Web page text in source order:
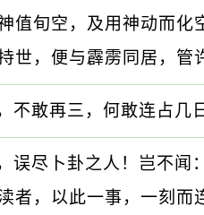
值旬空，及用神动而
世，便与霹雳同居，管
不敢再三，何敢连占几
误尽卜卦之人！岂不闻
者，以此一事，一刻